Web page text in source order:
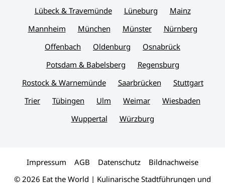
Lübeck & Travemünde
Lüneburg
Mainz
Mannheim
München Münster
Nürnberg
Offenbach
Oldenburg
Osnabrück
Potsdam & Babelsberg
Regensburg
Rostock & Warnemünde
Saarbrücken
Stuttgart
Trier
Tübingen Ulm Weimar
Wiesbaden
Wuppertal
Würzburg
© 2026 Eat the World | Kulinarische Stadtführungen und
Impressum AGB Datenschutz Bildnachweise